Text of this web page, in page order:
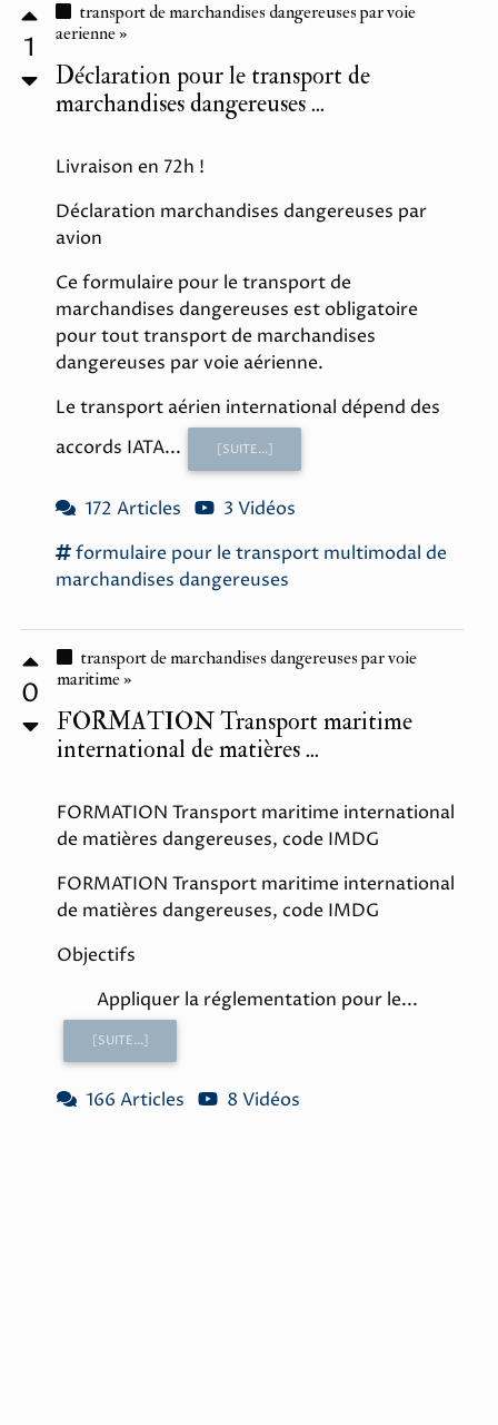
1
transport de marchandises dangereuses par voie
aerienne »
Déclaration pour le transport de
marchandises dangereuses ...
Livraison en 72h !
Déclaration marchandises dangereuses par
avion
Ce formulaire pour le transport de
marchandises dangereuses est obligatoire
pour tout transport de marchandises
dangereuses par voie aérienne.
Le transport aérien international dépend des
accords IATA...
[SUITE...]
172 Articles
3 Vidéos
formulaire pour letransport multimodal de
marchandises dangereuses
0
transport de marchandises dangereuses par voie
maritime »
FORMATION Transport maritime
international de matières ...
FORMATION Transport maritime international
de matières dangereuses, code IMDG
FORMATION Transport maritime international
de matières dangereuses, code IMDG
Objectifs
Appliquer la réglementation pour le...
[SUITE...]
166 Articles 8 Vidéos